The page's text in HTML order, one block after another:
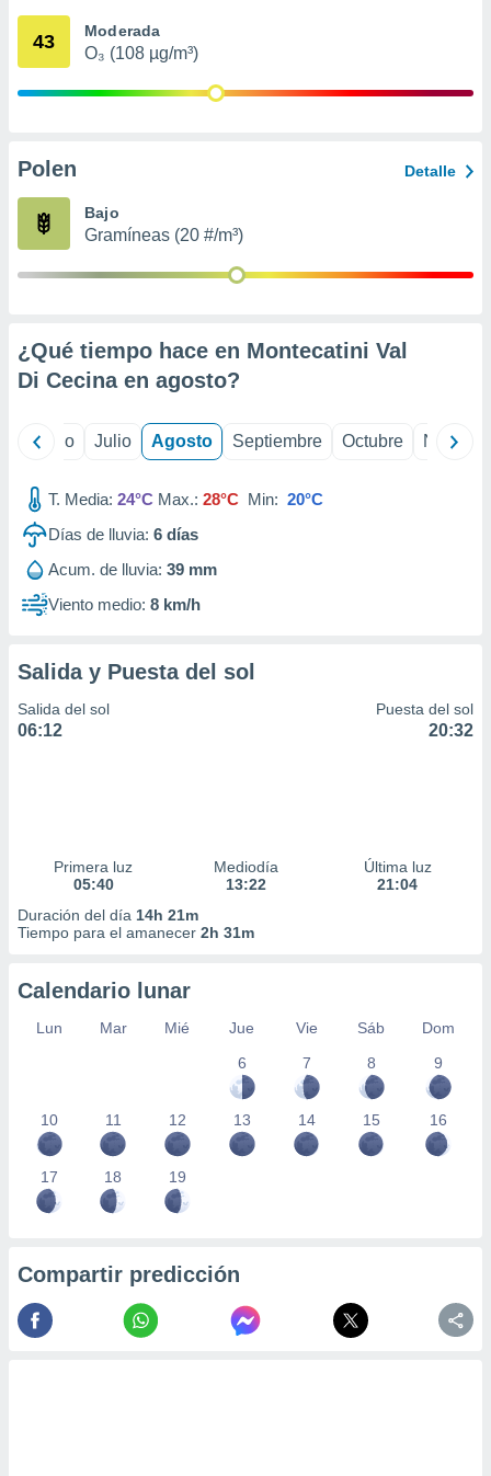
mediante
publicidad
de
43 Moderada
O₃ (108 µg/m³)
Polen Detalle
Bajo
Gramíneas (20 #/m³)
¿Qué tiempo hace en Montecatini Val
Di Cecina en agosto?
Junio Julio Agosto Septiembre Octubre
T. Media: 24°C Max.: 28°C Min: 20°C
Días de lluvia: 6 días
Acum. de lluvia: 39 mm
Viento medio: 8 km/h
Salida y Puesta del sol
Salida del sol
06:12
Puesta del sol
20:32
Primera luz
05:40
Mediodía
13:22
Última luz
21:04
Duración del día 14h 21m
Tiempo para el amanecer 2h 31m
Calendario lunar
Lun Mar Mié Jue Vie Sáb
Dom
6
7 8 9
10 11 12 13 14 15 16
17 18 19
Compartir predicción